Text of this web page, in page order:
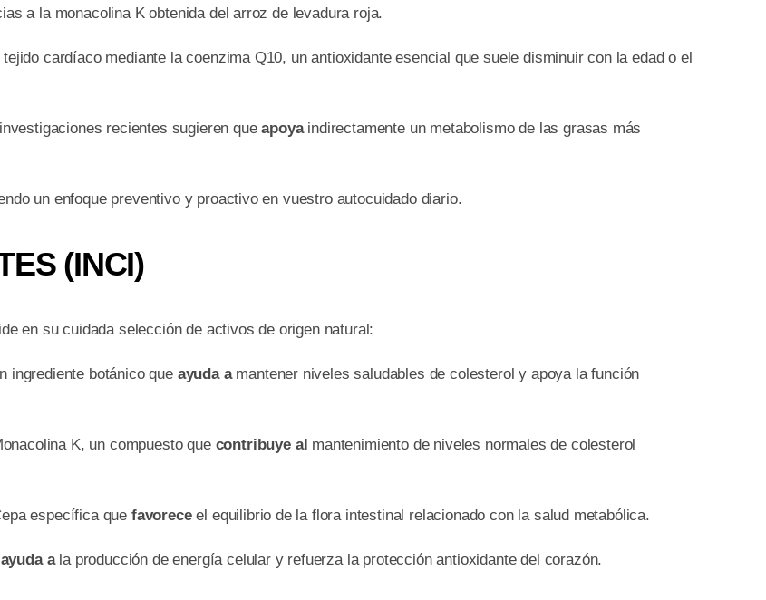
a la monacolina K obtenida del arroz de levadura roja.
cardíaco mediante la coenzima Q10, un antioxidante esencial que suele disminuir con la edad o el
recientes sugieren queapoyaindirectamente un metabolismo de las grasas más
un enfoque preventivo y proactivo en vuestro autocuidado diario.
(INCI)
en su cuidada selección de activos de origen natural:
ingrediente botánico que ayuda amantener niveles saludables de colesterol y apoya la función
K, un compuesto que contribuye al mantenimiento de niveles normales de colesterol
específica que favoreceel equilibrio de la flora intestinal relacionado con la salud metabólica.
ayuda ala producción de energía celular y refuerza la protección antioxidante del corazón.